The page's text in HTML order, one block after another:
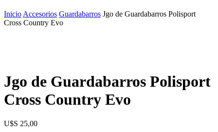
Inicio Accesorios Guardabarros Jgo de Guardabarros Polisport
Cross Country Evo
Jgo de Guardabarros Polisport
Cross Country Evo
$
25,00